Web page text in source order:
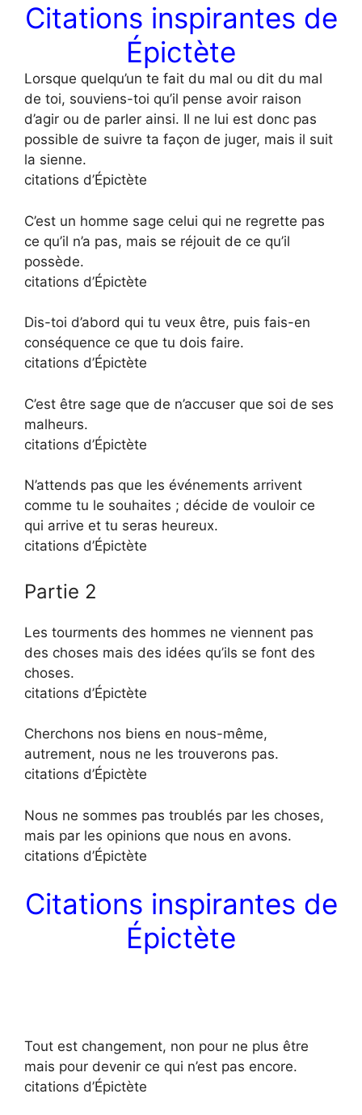
Citations inspirantes de
Épictète
Lorsque quelqu’un te fait du mal ou dit du mal
de toi, souviens-toi qu’il pense avoir raison
d’agir ou de parler ainsi. Il ne lui est donc pas
possible de suivre ta façon de juger, mais il suit
la sienne.
citations d’Épictète
C’est un homme sage celui qui ne regrette pas
ce qu’il n’a pas, mais se réjouit de ce qu’il
possède.
citations d’Épictète
Dis-toi d’abord qui tu veux être, puis fais-en
conséquence ce que tu dois faire.
citations d’Épictète
C’est être sage que de n’accuser que soi de ses
malheurs.
citations d’Épictète
N’attends pas que les événements arrivent
comme tu le souhaites ; décide de vouloir ce
qui arrive et tu seras heureux.
citations d’Épictète
Partie 2
Les tourments des hommes ne viennent pas
des choses mais des idées qu’ils se font des
choses.
citations d’Épictète
Cherchons nos biens en nous-même,
autrement, nous ne les trouverons pas.
citations d’Épictète
Nous ne sommes pas troublés par les choses,
mais par les opinions que nous en avons.
citations d’Épictète
Citations inspirantes de
Épictète
Tout est changement, non pour ne plus être
mais pour devenir ce qui n’est pas encore.
citations d’Épictète